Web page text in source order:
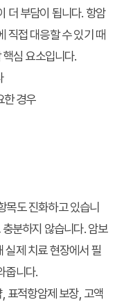
더 부담이 됩니다. 항암
직접 대응할 수 있기 때
심 요소입니다.
한 경우
목도 진화하고 있습니
충분하지 않습니다.암보
실제 치료 현장에서 필
줍니다.
표적항암제 보장, 고액